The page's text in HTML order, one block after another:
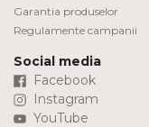
Garantia produselor
Regulamente campanii
Social media
Facebook
Instagram
YouTube